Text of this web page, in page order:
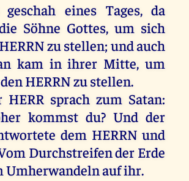
geschah eines Tages,da
Söhne Gottes,um sich
HERRNzustellen; undauch
kam in ihrer Mitte,um
denHERRNzustellen.
HERR sprach zum Satan:
kommst du?Und der
dem HERRN und
Durchstreifender Erde
Umherwandelnaufihr.